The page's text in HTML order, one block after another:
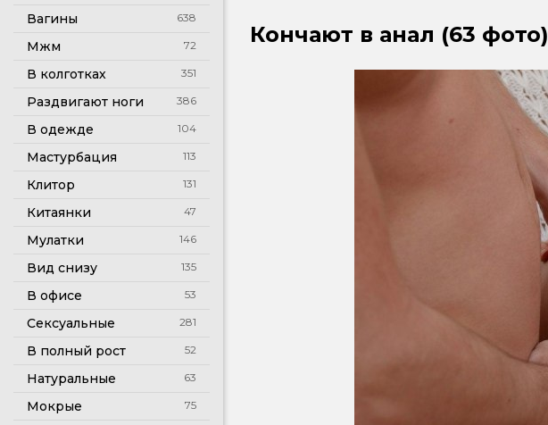
Вагины 638
Мжм 72
В колготках 351
Раздвигают ноги 386
В одежде 104
Мастурбация 113
Клитор 131
Китаянки 47
Мулатки 146
Вид снизу 135
В офисе 53
Сексуальные 281
В полный рост 52
Натуральные 63
Мокрые 75
Кончают в анал (63 фото)